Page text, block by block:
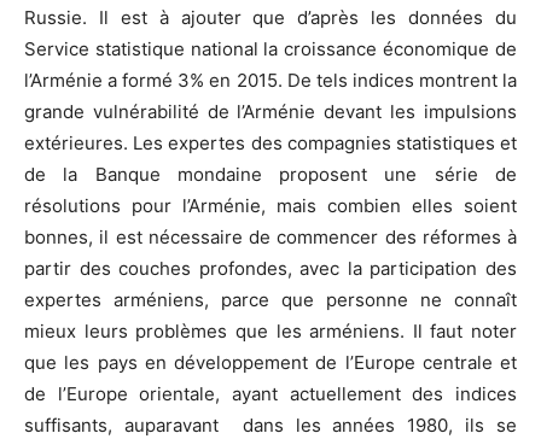
Russie. Il est à ajouter que d’après les données du
Service statistique national la croissance économique de
l’Arménie a formé 3% en 2015. De tels indices montrent la
grande vulnérabilité de l’Arménie devant les impulsions
extérieures. Les expertes des compagnies statistiques et
de la Banque mondaine proposent une série de
résolutions pour l’Arménie, mais combien elles soient
bonnes, il est nécessaire de commencer des réformes à
partir des couches profondes, avec la participation des
expertes arméniens, parce que personne ne connaît
mieux leurs problèmes que les arméniens. Il faut noter
que les pays en développement de l’Europe centrale et
de l’Europe orientale, ayant actuellement des indices
suffisants, auparavant dans les années 1980, ils se